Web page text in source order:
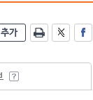
가